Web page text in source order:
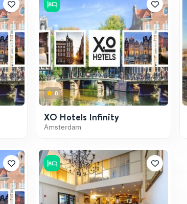
8
XO Hotels Infinity
Amsterdam